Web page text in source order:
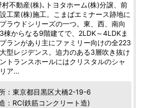
村不動産(株)､トヨタホーム(株)分譲、前
工業(株)施工。こまばエミナース跡地に
ラウドシリーズの一つ。東、西、南向
棟からなる9階建てで、2LDK～4LDKま
ランがあり主にファミリー向けの全223
型レジデンス。迫力のある3層吹き抜け
トランスホールにはクリスタルのシャ
ア…
：東京都目黒区大橋2-19-6
：RC(鉄筋コンクリート造)